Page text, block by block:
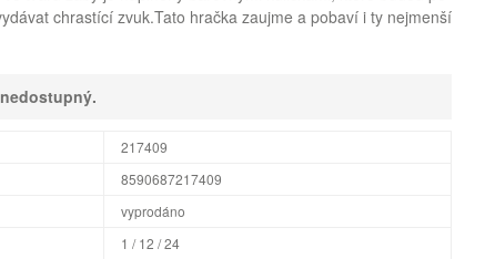
chrastící zvuk.Tato hračka zaujme a pobaví i ty nejmenší
217409
8590687217409
vyprodáno
1 / 12 / 24